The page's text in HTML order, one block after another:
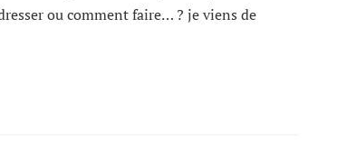
ou comment faire… ? je viens de